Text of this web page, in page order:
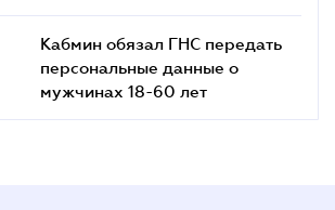
Кабмин обязал ГНС передать
персональные данные о
мужчинах 18-60 лет